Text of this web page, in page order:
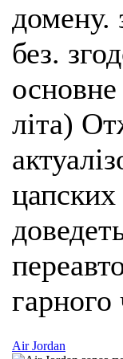
домену.
без.
літа)
цапских
гарного
Air Jordan